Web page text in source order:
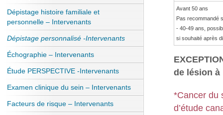
Avant 50 ans
Pas recommandé
- 40-49 ans,
si souhaité après
de lésion
*Cancer du
d’étude
Dépistage histoire familiale et
personnelle – Intervenants
Dépistage personnalisé -Intervenants
Échographie – Intervenants
Étude PERSPECTIVE -Intervenants
Examen clinique du sein – Intervenants
Facteurs de risque – Intervenants